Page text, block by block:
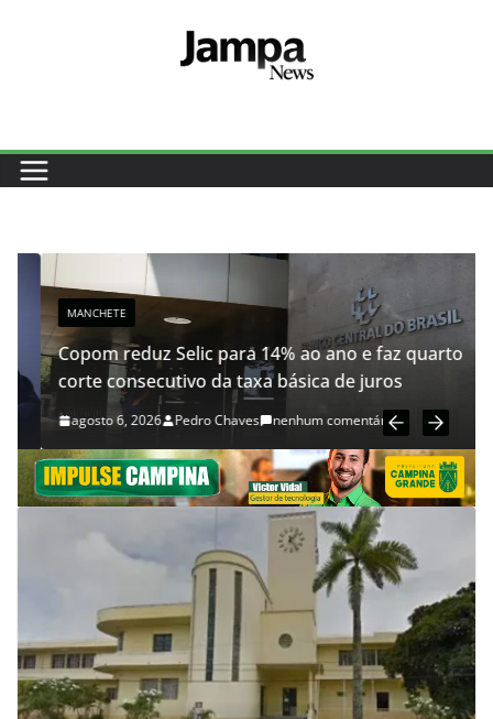
MANCHETE
Copom reduz Selic para 14% ao ano e faz quarto
corte consecutivo da taxa básica de juros
agosto 6, 2026 Pedro Chaves nenhum comentário